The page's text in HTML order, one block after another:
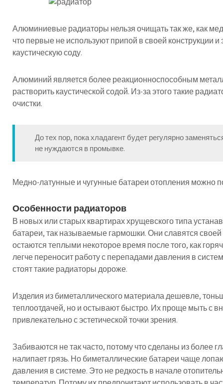
Алюминиевые радиаторы нельзя очищать так же, как
что первые не используют припой в своей конструкции и
каустическую соду.
Алюминий является более реакционноспособным
растворить каустической содой. Из-за этого такие
очистки.
До тех пор, пока хладагент будет регулярно
не нуждаются в промывке.
Медно-латунные и чугунные батареи отопления можно
Особенности радиаторов
В новых или старых квартирах хрущевского типа
батареи, так называемые гармошки. Они славятся
остаются теплыми некоторое время после того, как
легче переносит работу с перепадами давления в
стоят такие радиаторы дороже.
Изделия из биметаллического материала дешевле,
теплоотдачей, но и остывают быстро. Их проще мыть с
привлекательно с эстетической точки зрения.
Забиваются не так часто, потому что сделаны из более
налипает грязь. Но биметаллические батареи чаще
давления в системе. Это не редкость в начале